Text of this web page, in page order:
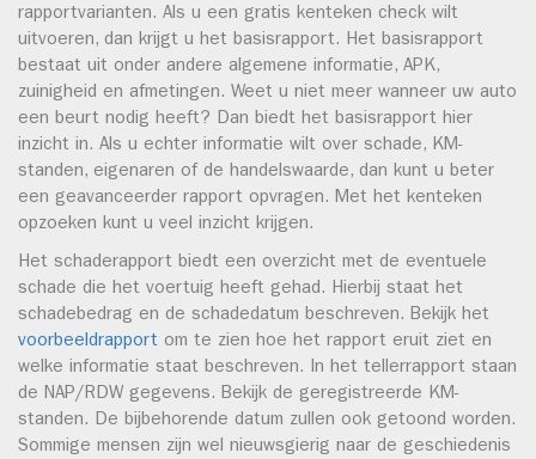
rapportvarianten. Als u een gratis kenteken check wilt
uitvoeren, dan krijgt u het basisrapport. Het basisrapport
bestaat uit onder andere algemene informatie, APK,
zuinigheid en afmetingen. Weet u niet meer wanneer uw auto
een beurt nodig heeft? Dan biedt het basisrapport hier
inzicht in. Als u echter informatie wilt over schade, KM-
standen, eigenaren of de handelswaarde, dan kunt u beter
een geavanceerder rapport opvragen. Met het kenteken
opzoeken kunt u veel inzicht krijgen.
Het schaderapport biedt een overzicht met de eventuele
schade die het voertuig heeft gehad. Hierbij staat het
schadebedrag en de schadedatum beschreven. Bekijk het
voorbeeldrapport om te zien hoe het rapport eruit ziet en
welke informatie staat beschreven. In het tellerrapport staan
de NAP/RDW gegevens. Bekijk de geregistreerde KM-
standen. De bijbehorende datum zullen ook getoond worden.
Sommige mensen zijn wel nieuwsgierig naar de geschiedenis